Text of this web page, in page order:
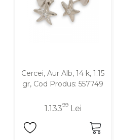
Cercei, Aur Alb, 14 k, 1.15
gr, Cod Produs: 557749
1.13399Lei